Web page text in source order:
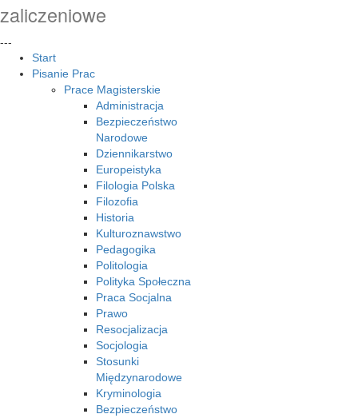
zaliczeniowe
---
Start
Pisanie Prac
Prace Magisterskie
Administracja
Bezpieczeństwo
Narodowe
Dziennikarstwo
Europeistyka
Filologia Polska
Filozofia
Historia
Kulturoznawstwo
Pedagogika
Politologia
Polityka Społeczna
Praca Socjalna
Prawo
Resocjalizacja
Socjologia
Stosunki
Międzynarodowe
Kryminologia
Bezpieczeństwo